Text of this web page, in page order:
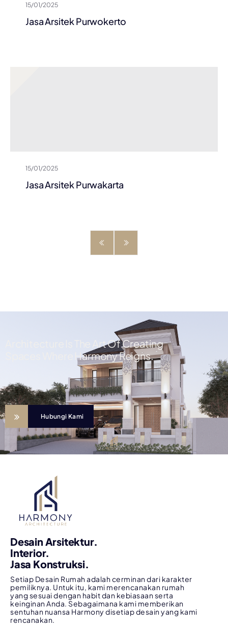
15/01/2025
Jasa Arsitek Purwokerto
15/01/2025
Jasa Arsitek Purwakarta
Architecture Is The Art Of Creating
Spaces Where Harmony Reigns.
Hubungi Kami
Desain Arsitektur.
Interior.
Jasa Konstruksi.
Setiap Desain Rumah adalah cerminan dari karakter
pemiliknya. Untuk itu, kami merencanakan rumah
yang sesuai dengan habit dan kebiasaan serta
keinginan Anda. Sebagaimana kami memberikan
sentuhan nuansa Harmony disetiap desain yang kami
rencanakan.